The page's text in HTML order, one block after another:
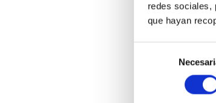
redes sociales,
que hayan
consentimiento